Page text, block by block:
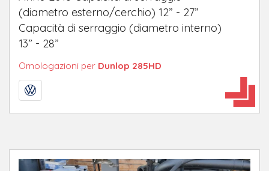
(diametro esterno/cerchio) 12” - 27”
Capacità di serraggio (diametro interno)
13” - 28”
Omologazioni per Dunlop 285HD